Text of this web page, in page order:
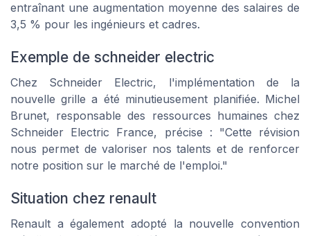
entraînant une augmentation moyenne des salaires de
3,5 % pour les ingénieurs et cadres.
Exemple de schneider electric
Chez Schneider Electric, l'implémentation de la
nouvelle grille a été minutieusement planifiée. Michel
Brunet, responsable des ressources humaines chez
Schneider Electric France, précise : "Cette révision
nous permet de valoriser nos talents et de renforcer
notre position sur le marché de l'emploi."
Situation chez renault
Renault a également adopté la nouvelle convention